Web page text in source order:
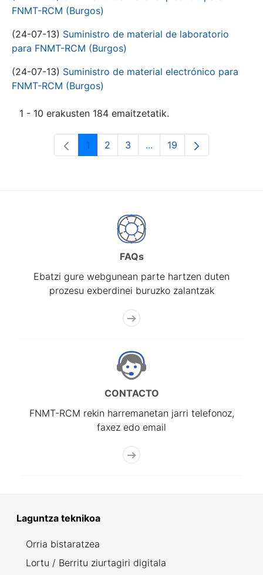
FNMT-RCM (Burgos)
(24-07-13) Suministro de material de laboratorio
para FNMT-RCM (Burgos)
(24-07-13) Suministro de material electrónico para
FNMT-RCM (Burgos)
1 - 10 erakusten 184 emaitzetatik.
Orrialdea
1 Orrialdea
2 Orrialdea
3 ...Intermediate Pages Use
Orrialdea
19
FAQs
Ebatzi gure webgunean parte hartzen duten
prozesu exberdinei buruzko zalantzak
CONTACTO
FNMT-RCM rekin harremanetan jarri telefonoz,
faxez edo email
Laguntza teknikoa
Orria bistaratzea
Lortu / Berritu ziurtagiri digitala